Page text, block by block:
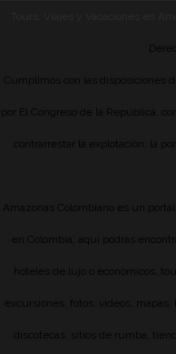
Cumplimos con las disposiciones
por El Congreso de la República,
contrarrestar la explotación, la
Amazonas Colombiano es un
en Colombia; aqui podrás
hoteles de lujo o económicos,
excursiones, fotos, videos, mapas,
discotecas, sitios de rumba,